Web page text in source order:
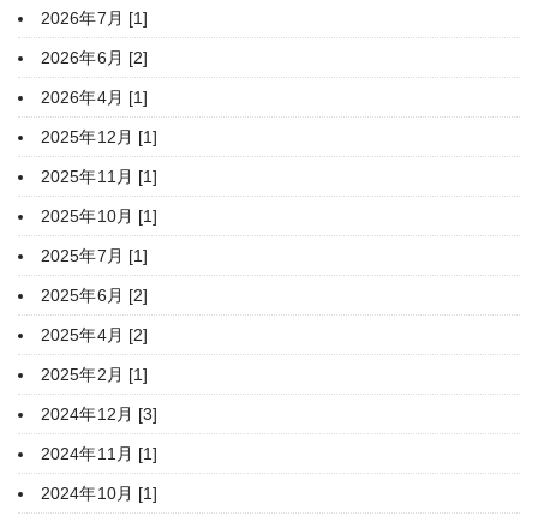
2026年7月 [1]
2026年6月 [2]
2026年4月 [1]
2025年12月 [1]
2025年11月 [1]
2025年10月 [1]
2025年7月 [1]
2025年6月 [2]
2025年4月 [2]
2025年2月 [1]
2024年12月 [3]
2024年11月 [1]
2024年10月 [1]